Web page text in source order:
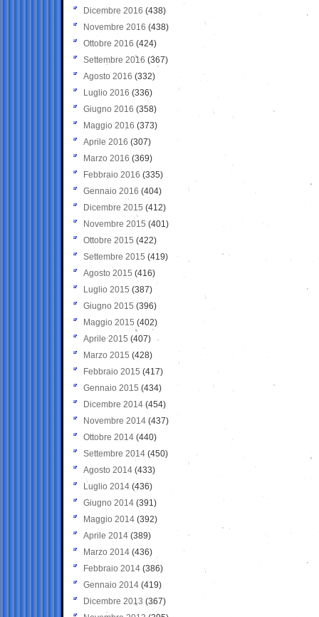
Dicembre 2016 (438)
Novembre 2016 (438)
Ottobre 2016 (424)
Settembre 2016 (367)
Agosto 2016 (332)
Luglio 2016 (336)
Giugno 2016 (358)
Maggio 2016 (373)
Aprile 2016 (307)
Marzo 2016 (369)
Febbraio 2016 (335)
Gennaio 2016 (404)
Dicembre 2015 (412)
Novembre 2015 (401)
Ottobre 2015 (422)
Settembre 2015 (419)
Agosto 2015 (416)
Luglio 2015 (387)
Giugno 2015 (396)
Maggio 2015 (402)
Aprile 2015 (407)
Marzo 2015 (428)
Febbraio 2015 (417)
Gennaio 2015 (434)
Dicembre 2014 (454)
Novembre 2014 (437)
Ottobre 2014 (440)
Settembre 2014 (450)
Agosto 2014 (433)
Luglio 2014 (436)
Giugno 2014 (391)
Maggio 2014 (392)
Aprile 2014 (389)
Marzo 2014 (436)
Febbraio 2014 (386)
Gennaio 2014 (419)
Dicembre 2013 (367)